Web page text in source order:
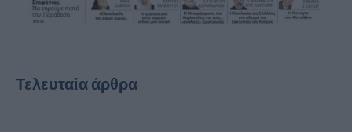
Τελευταία άρθρα